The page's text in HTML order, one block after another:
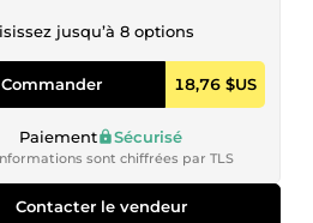
jusqu’à 8 options
Commander 18,76 $US
Paiement Sécurisé
sont chiffrées par TLS
Contacter le vendeur